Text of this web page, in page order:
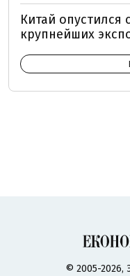
Китай опустился
крупнейших
© 2005-